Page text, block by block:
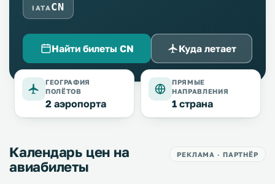
IATA CN
Найти билеты CN Куда летает
ГЕОГРАФИЯ
ПОЛЁТОВ
2 аэропорта
ПРЯМЫЕ
НАПРАВЛЕНИЯ
1 страна
Календарь цен на
авиабилеты
РЕКЛАМА · ПАРТНЁР